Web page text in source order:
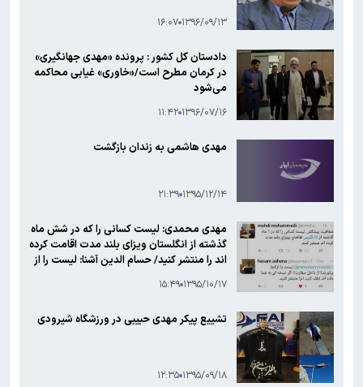
۱۳۹۶/۰۹/۱۳ ۱۶:۰۷
دادستان کل کشور : پرونده «مهدی جهانگیری»
در کرمان مطرح است/«خاوری» غیابی محاکمه
می‌شود
۱۳۹۶/۰۷/۱۶ ۱۱:۴۲
مهدی هاشمی به زندان بازگشت
۱۳۹۵/۱۲/۱۴ ۲۱:۳۹
مهدی محمدی: لیست کسانی را که در شش ماه
گذشته از انگلستان ویزای بلند مدت اقامت کرده
اند را منتشر کنید/ حسام الدین آشنا: لیست را از
شما داده اند منتشر کنید
۱۳۹۵/۱۰/۱۷ ۱۵:۴۹
تشییع پیکر مهدی حبیبی در ورزشگاه شیرودی
۱۳۹۵/۰۹/۱۸ ۱۲:۳۵